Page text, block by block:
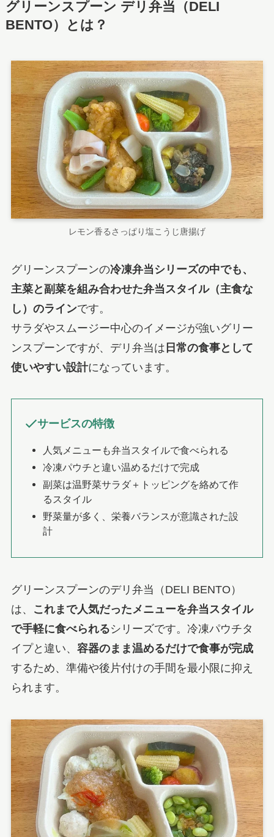
グリーンスプーン デリ弁当（DELI
BENTO）とは？
レモン香るさっぱり塩こうじ唐揚げ
グリーンスプーンの冷凍弁当シリーズの中でも、
主菜と副菜を組み合わせた弁当スタイル（主食な
し）のラインです。
サラダやスムージー中心のイメージが強いグリー
ンスプーンですが、デリ弁当は 日常の食事として
使いやすい設計になっています。
サービスの特徴
人気メニューも弁当スタイルで食べられる
冷凍パウチと違い温めるだけで完成
副菜は温野菜サラダ＋トッピングを絡めて作
るスタイル
野菜量が多く、栄養バランスが意識された設
計
グリーンスプーンのデリ弁当（DELI BENTO）
は、
これまで人気だったメニューを弁当スタイル
で手軽に食べられるシリーズです。冷凍パウチタ
イプと違い、 容器のまま温めるだけで食事が完成
するため、準備や後片付けの手間を最小限に抑え
られます。